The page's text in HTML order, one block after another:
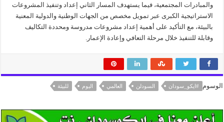
والمبادرات المجتمعية، فيما يستهدف المسار الثاني إعداد وتنفيذ المشروعات
الاستراتيجية الكبرى عبر تمويل مخصص من الجهات الوطنية والدولية المعنية
بالبيئة، مع التأكيد على أهمية إعداد مشروعات مدروسة ومحددة التكاليف
وقابلة للتنفيذ خلال مرحلة التعافي وإعادة الإعمار.
الوسوم #ايكو_سودان السودلن العالمي اليوم للبيئة